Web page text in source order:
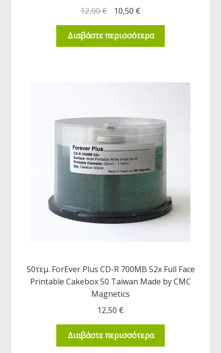
12,00€ 10,50 €
Διαβάστε περισσότερα
50τεμ. ForEver Plus CD-R 700MB 52x Full Face
Printable Cakebox 50 Taiwan Made by CMC
Magnetics
12,50 €
Διαβάστε περισσότερα